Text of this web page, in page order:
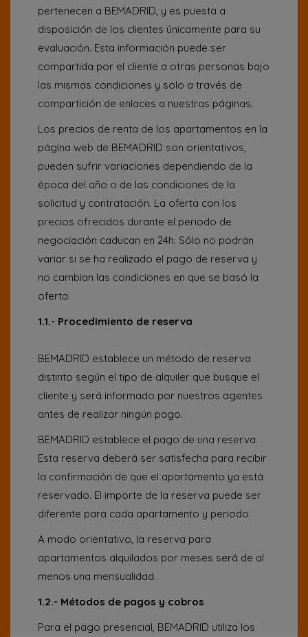
pertenecen a BEMADRID, y es puesta a
disposición de los clientes únicamente para su
evaluación. Esta información puede ser
compartida por el cliente a otras personas bajo
las mismas condiciones y solo a través de
compartición de enlaces a nuestras páginas.
Los precios de renta de los apartamentos en la
página web de BEMADRID son orientativos,
pueden sufrir variaciones dependiendo de la
época del año o de las condiciones de la
solicitud y contratación. La oferta con los
precios ofrecidos durante el periodo de
negociación caducan en 24h. Sólo no podrán
variar si se ha realizado el pago de reserva y
no cambian las condiciones en que se basó la
oferta.
1.1.- Procedimiento de reserva
BEMADRID establece un método de reserva
distinto según el tipo de alquiler que busque el
cliente y será informado por nuestros agentes
antes de realizar ningún pago.
BEMADRID establece el pago de una reserva.
Esta reserva deberá ser satisfecha para recibir
la confirmación de que el apartamento ya está
reservado. El importe de la reserva puede ser
diferente para cada apartamento y periodo.
A modo orientativo, la reserva para
apartamentos alquilados por meses será de al
menos una mensualidad.
1.2.- Métodos de pagos y cobros
Para el pago presencial, BEMADRID utiliza los